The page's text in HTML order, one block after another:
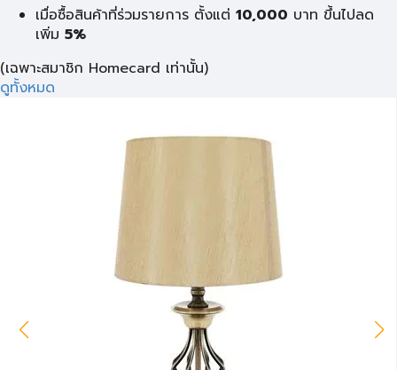
เมื่อซื้อสินค้าที่ร่วมรายการ ตั้งแต่ 10,000 บาท ขึ้นไปลด
เพิ่ม 5%
(เฉพาะสมาชิก Homecard เท่านั้น)
ดูทั้งหมด